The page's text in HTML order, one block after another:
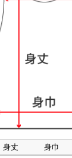
身丈 身巾